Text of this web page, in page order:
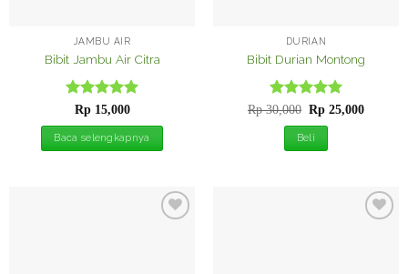
JAMBU AIR
Bibit Jambu Air Citra
Dinilai5
dari 5
Rp15,000
Baca selengkapnya
DURIAN
Bibit Durian Montong
Dinilai5
dari 5
Rp30,000 Harga
aslinya
adalah:
Rp 30,000.
Rp 25,000Harga
Beli